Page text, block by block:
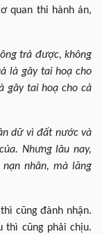
quan thi hành án,
trả được, không
là gây tai hoạ cho
gây tai hoạ cho cả
dữ vì đất nước và
Nhưng lâu nay,
nhân, mà lãng
cũng đành nhận.
thì cũng phải chịu.